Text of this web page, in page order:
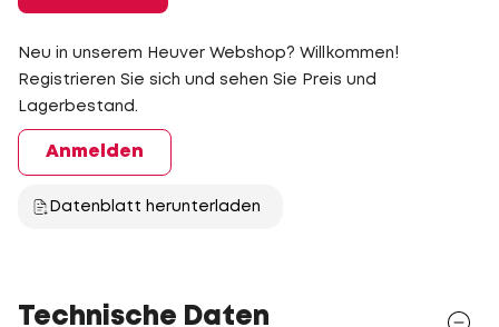
Neu in unserem Heuver Webshop? Willkommen!
Registrieren Sie sich und sehen Sie Preis und
Lagerbestand.
Anmelden
Datenblatt herunterladen
Technische Daten